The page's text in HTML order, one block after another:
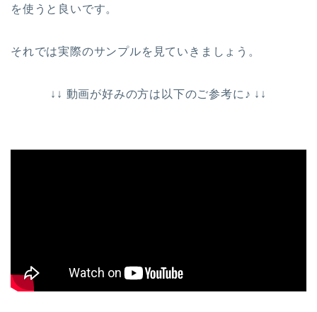
を使うと良いです。
それでは実際のサンプルを見ていきましょう。
↓↓ 動画が好みの方は以下のご参考に♪ ↓↓